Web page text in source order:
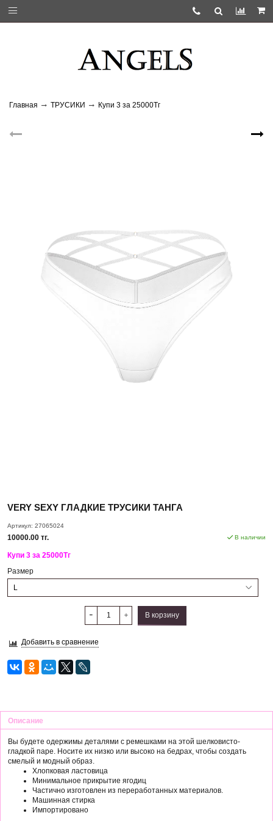
Главная ТРУСИКИ Купи 3 за 25000Тг
VERY SEXY ГЛАДКИЕ ТРУСИКИ ТАНГА
Артикул: 27065024
10000.00 тг. В наличии
Купи 3 за 25000Тг
Размер
В корзину
Добавить в сравнение
Описание
Вы будете одержимы деталями с ремешками на этой шелковисто-
гладкой паре. Носите их низко или высоко на бедрах, чтобы создать
смелый и модный образ.
Хлопковая ластовица
Минимальное прикрытие ягодиц
Частично изготовлен из переработанных материалов.
Машинная стирка
Импортировано